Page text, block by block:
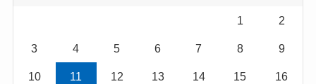
1 2
3 4 5 6 7 8 9
10 11 12 13 14 15 16